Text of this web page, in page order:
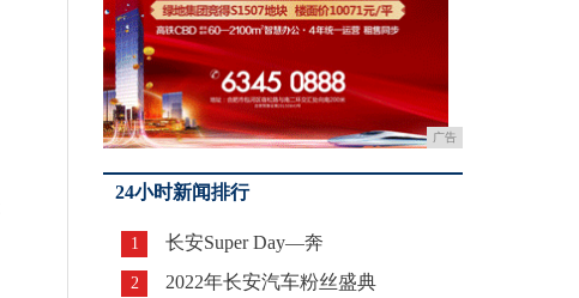
广告
24小时新闻排行
1 长安Super Day—奔
2 2022年长安汽车粉丝盛典